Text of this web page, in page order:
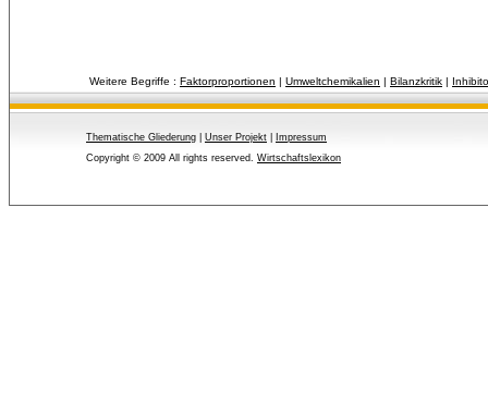
Weitere Begriffe : Faktorproportionen | Umweltchemikalien | Bilanzkritik |
Thematische Gliederung Unser Projekt
Impressum
Copyright © 2009 All rights reserved. Wirtschaftslexikon